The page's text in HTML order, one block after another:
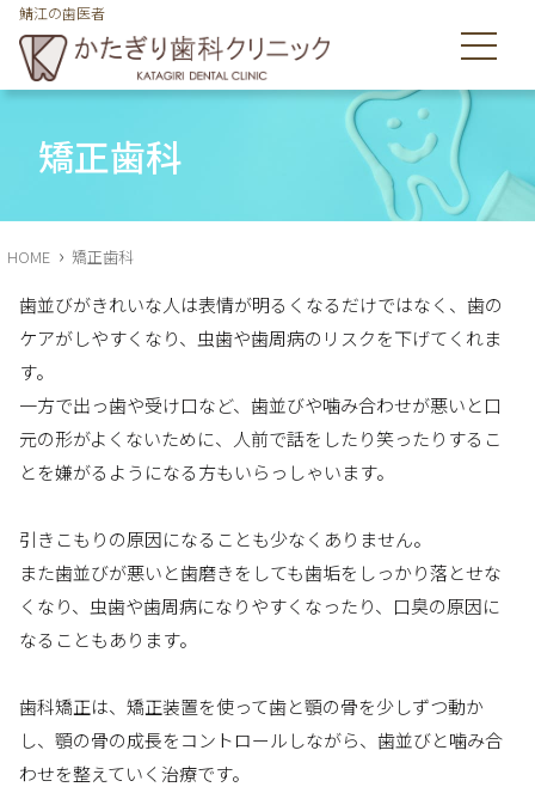
鯖江の歯医者
鯖江市舟津町の歯医者のかたぎり歯科クリニックは皆様の歯を
矯正歯科
HOME › 矯正歯科
歯並びがきれいな人は表情が明るくなるだけではなく、歯の
ケアがしやすくなり、虫歯や歯周病のリスクを下げてくれま
す。
一方で出っ歯や受け口など、歯並びや噛み合わせが悪いと口
元の形がよくないために、人前で話をしたり笑ったりするこ
とを嫌がるようになる方もいらっしゃいます。
引きこもりの原因になることも少なくありません。
また歯並びが悪いと歯磨きをしても歯垢をしっかり落とせな
くなり、虫歯や歯周病になりやすくなったり、口臭の原因に
なることもあります。
歯科矯正は、矯正装置を使って歯と顎の骨を少しずつ動か
し、顎の骨の成長をコントロールしながら、歯並びと噛み合
わせを整えていく治療です。